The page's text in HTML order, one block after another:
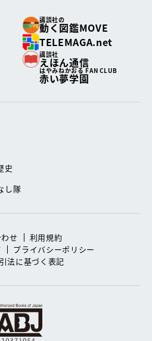
講談社の
動く図鑑MOVE
TELEMAGA.net
講談社
えほん通信
はやみねかおる FAN CLUB
赤い夢学園
史
し隊
せ
利用規約
プライバシーポリシー
法に基づく表記